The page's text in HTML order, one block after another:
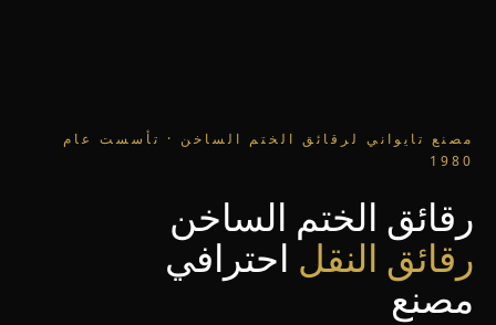
مصنع تايواني لرقائق الختم الساخن · تأسست عام
1980
رقائق الختم الساخن
رقائق النقل احترافي
مصنع